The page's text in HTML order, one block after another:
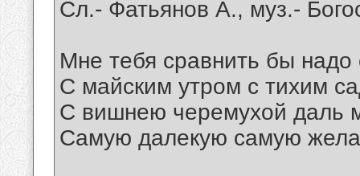
Сл.- Фатьянов А., муз.-
Мне тебя сравнить бы
С майским утром с тихим
С вишнею черемухой даль
Самую далекую самую